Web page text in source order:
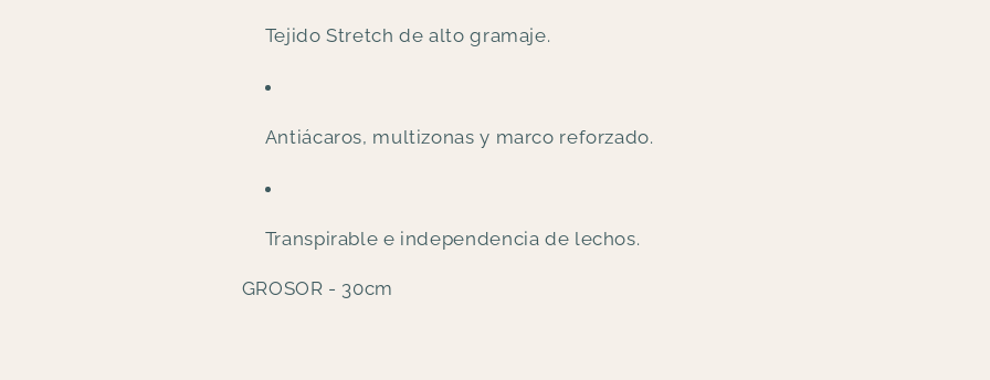
Tejido Stretch de alto gramaje.
Antiácaros, multizonas y marco reforzado.
Transpirable e independencia de lechos.
GROSOR - 30cm